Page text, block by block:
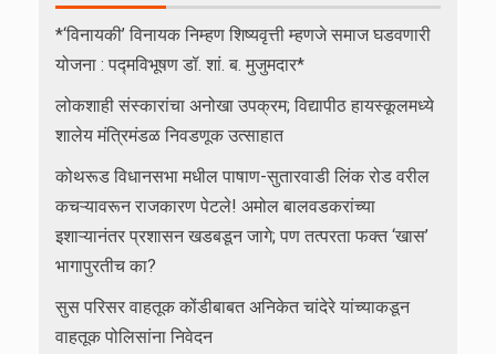
*‘विनायकी’ विनायक निम्हण शिष्यवृत्ती म्हणजे समाज घडवणारी
योजना : पद्मविभूषण डॉ. शां. ब. मुजुमदार*
लोकशाही संस्कारांचा अनोखा उपक्रम; विद्यापीठ हायस्कूलमध्ये
शालेय मंत्रिमंडळ निवडणूक उत्साहात
कोथरूड विधानसभा मधील पाषाण-सुतारवाडी लिंक रोड वरील
कचऱ्यावरून राजकारण पेटले! अमोल बालवडकरांच्या
इशाऱ्यानंतर प्रशासन खडबडून जागे; पण तत्परता फक्त ‘खास’
भागापुरतीच का?
सुस परिसर वाहतूक कोंडीबाबत अनिकेत चांदेरे यांच्याकडून
वाहतूक पोलिसांना निवेदन